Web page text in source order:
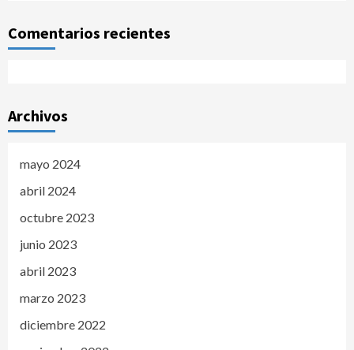
Comentarios recientes
Archivos
mayo 2024
abril 2024
octubre 2023
junio 2023
abril 2023
marzo 2023
diciembre 2022